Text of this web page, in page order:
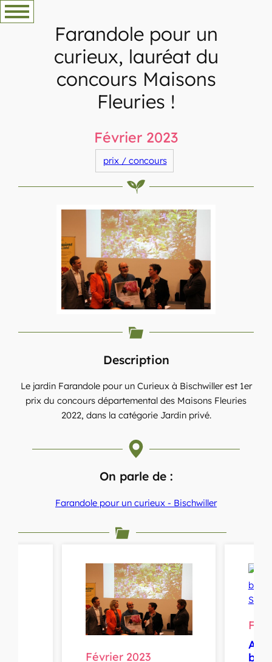
Aller
au
Farandole pour un
curieux, lauréat du
concours Maisons
Fleuries !
Février 2023
prix / concours
Description
Le jardin Farandole pour un Curieux à Bischwiller est 1er
prix du concours départemental des Maisons Fleuries
2022, dans la catégorie Jardin privé.
On parle de :
Farandole pour un curieux - Bischwiller
Février 2023